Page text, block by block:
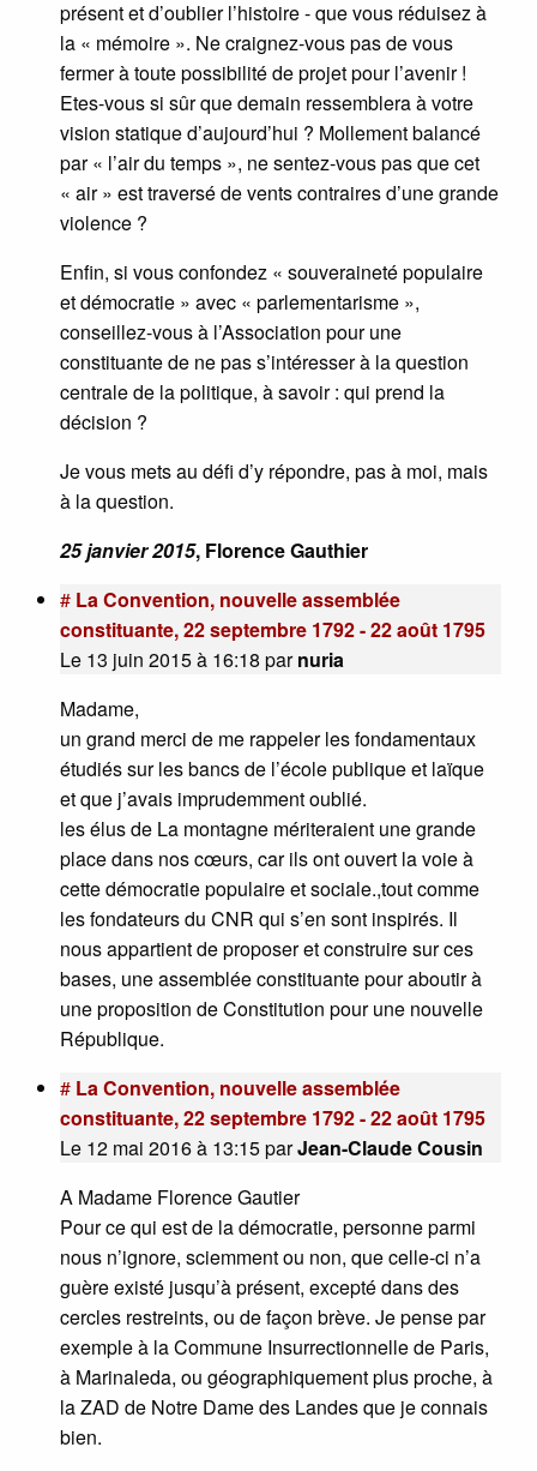
présent et d’oublier l’histoire - que vous réduisez à
la « mémoire ». Ne craignez-vous pas de vous
fermer à toute possibilité de projet pour l’avenir !
Etes-vous si sûr que demain ressemblera à votre
vision statique d’aujourd’hui ? Mollement balancé
par « l’air du temps », ne sentez-vous pas que cet
« air » est traversé de vents contraires d’une grande
violence ?
Enfin, si vous confondez « souveraineté populaire
et démocratie » avec « parlementarisme »,
conseillez-vous à l’Association pour une
constituante de ne pas s’intéresser à la question
centrale de la politique, à savoir : qui prend la
décision ?
Je vous mets au défi d’y répondre, pas à moi, mais
à la question.
25 janvier 2015, Florence Gauthier
# La Convention, nouvelle assemblée
constituante, 22 septembre 1792 - 22 août 1795
Le 13 juin 2015 à 16:18 parnuria
Madame,
un grand merci de me rappeler les fondamentaux
étudiés sur les bancs de l’école publique et laïque
et que j’avais imprudemment oublié.
les élus de La montagne mériteraient une grande
place dans nos cœurs, car ils ont ouvert la voie à
cette démocratie populaire et sociale.,tout comme
les fondateurs du CNR qui s’en sont inspirés. Il
nous appartient de proposer et construire sur ces
bases, une assemblée constituante pour aboutir à
une proposition de Constitution pour une nouvelle
République.
# La Convention, nouvelle assemblée
constituante, 22 septembre 1792 - 22 août 1795
Le 12 mai 2016 à 13:15parJean-Claude Cousin
A Madame Florence Gautier
Pour ce qui est de la démocratie, personne parmi
nous n’ignore, sciemment ou non, que celle-ci n’a
guère existé jusqu’à présent, excepté dans des
cercles restreints, ou de façon brève. Je pense par
exemple à la Commune Insurrectionnelle de Paris,
à Marinaleda, ou géographiquement plus proche, à
la ZAD de Notre Dame des Landes que je connais
bien.